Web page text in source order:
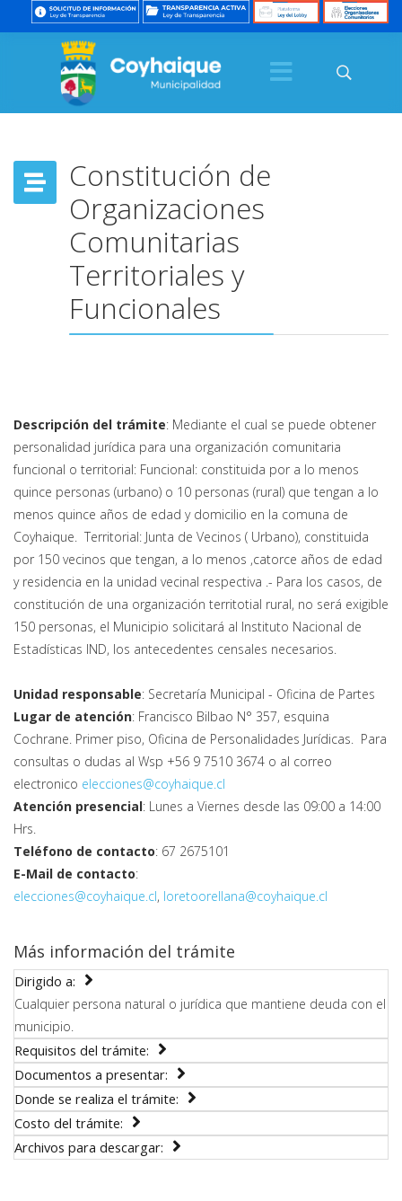
Constitución de
Organizaciones
Comunitarias
Territoriales y
Funcionales
Descripción del trámite: Mediante el cual se puede obtener
personalidad jurídica para una organización comunitaria
funcional o territorial: Funcional: constituida por a lo menos
quince personas (urbano) o 10 personas (rural) que tengan a lo
menos quince años de edad y domicilio en la comuna de
Coyhaique. Territorial: Junta de Vecinos ( Urbano), constituida
por 150 vecinos que tengan, a lo menos ,catorce años de edad
y residencia en la unidad vecinal respectiva .- Para los casos, de
constitución de una organización territotial rural, no será exigible
150 personas, el Municipio solicitará al Instituto Nacional de
Estadísticas IND, los antecedentes censales necesarios.
Unidad responsable: Secretaría Municipal - Oficina de Partes
Lugar de atención: Francisco Bilbao N° 357, esquina
Cochrane. Primer piso, Oficina de Personalidades Jurídicas. Para
consultas o dudas al Wsp +56 9 7510 3674 o al correo
electronico elecciones@coyhaique.cl
Atención presencial: Lunes a Viernes desde las 09:00 a 14:00
Hrs.
Teléfono de contacto: 67 2675101
E-Mail de contacto:
elecciones@coyhaique.cl, loretoorellana@coyhaique.cl
Más información del trámite
Dirigido a:
Cualquier persona natural o jurídica que mantiene deuda con el
municipio.
Requisitos del trámite:
Documentos a presentar:
Donde se realiza el trámite:
Costo del trámite:
Archivos para descargar: